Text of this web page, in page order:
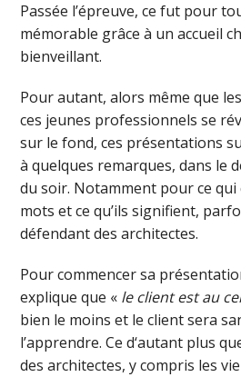
Passée l’épreuve, ce fut pour
mémorable grâce à un accueil
bienveillant.
Pour autant, alors même que
ces jeunes professionnels se
sur le fond, ces présentations
à quelques remarques, dans le
du soir. Notamment pour ce qui
mots et ce qu’ils signifient,
défendant des architectes.
Pour commencer sa
explique que « le client est au
bien le moins et le client sera
l’apprendre. Ce d‘autant plus
des architectes, y compris les